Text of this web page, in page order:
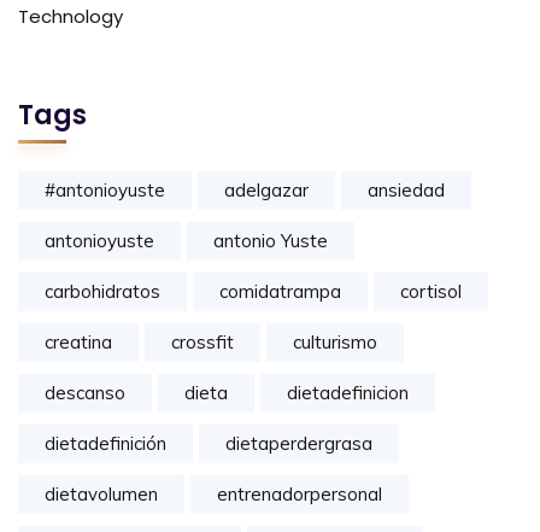
Technology
Tags
#antonioyuste adelgazar ansiedad
antonioyuste antonio Yuste
carbohidratos comidatrampa cortisol
creatina crossfit culturismo
descanso dieta dietadefinicion
dietadefinición dietaperdergrasa
dietavolumen entrenadorpersonal